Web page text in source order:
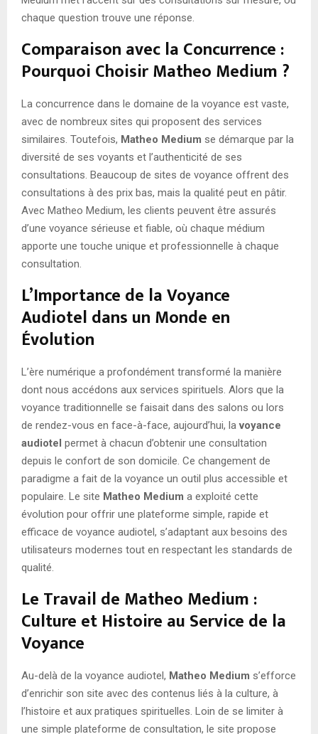
chaque question trouve une réponse.
Comparaison avec la Concurrence :
Pourquoi Choisir Matheo Medium ?
La concurrence dans le domaine de la voyance est vaste,
avec de nombreux sites qui proposent des services
similaires. Toutefois, Matheo Medium se démarque par la
diversité de ses voyants et l’authenticité de ses
consultations. Beaucoup de sites de voyance offrent des
consultations à des prix bas, mais la qualité peut en pâtir.
Avec Matheo Medium, les clients peuvent être assurés
d’une voyance sérieuse et fiable, où chaque médium
apporte une touche unique et professionnelle à chaque
consultation.
L’Importance de la Voyance
Audiotel dans un Monde en
Évolution
L’ère numérique a profondément transformé la manière
dont nous accédons aux services spirituels. Alors que la
voyance traditionnelle se faisait dans des salons ou lors
de rendez-vous en face-à-face, aujourd’hui, lavoyance
audiotel permet à chacun d’obtenir une consultation
depuis le confort de son domicile. Ce changement de
paradigme a fait de la voyance un outil plus accessible et
populaire. Le site Matheo Medium a exploité cette
évolution pour offrir une plateforme simple, rapide et
efficace de voyance audiotel, s’adaptant aux besoins des
utilisateurs modernes tout en respectant les standards de
qualité.
Le Travail de Matheo Medium :
Culture et Histoire au Service de la
Voyance
Au-delà de la voyance audiotel, Matheo Medium s’efforce
d’enrichir son site avec des contenus liés à la culture, à
l’histoire et aux pratiques spirituelles. Loin de se limiter à
une simple plateforme de consultation, le site propose